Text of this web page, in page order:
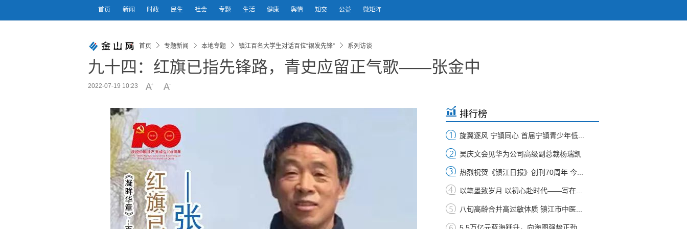
首页 新闻 时政 民生 社会 专题 生活 健康 舆情 知交 公益 微矩阵
首页 专题新闻 本地专题 镇江百名大学生对话百位“银发先锋” 系列访谈
九十四：红旗已指先锋路，青史应留正气歌——张金中
2022-07-19 10:23
排行榜
旋翼逐风 宁镇同心 首届宁镇青少年低...
吴庆文会见华为公司高级副总裁杨瑞凯
热烈祝贺《镇江日报》创刊70周年 今...
以笔墨致岁月 以初心赴时代——写在...
八旬高龄合并高过敏体质 镇江市中医...